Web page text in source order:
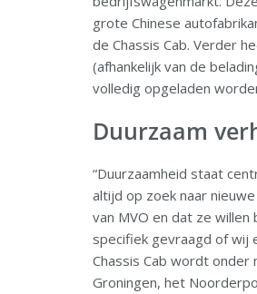
grote Chinese
de Chassis Cab. Verder
(afhankelijk van de
volledig opgeladen
Duurzaam
“Duurzaamheid staat
altijd op zoek naar
van MVO en dat ze
specifiek gevraagd of wij
Chassis Cab wordt
Groningen, het